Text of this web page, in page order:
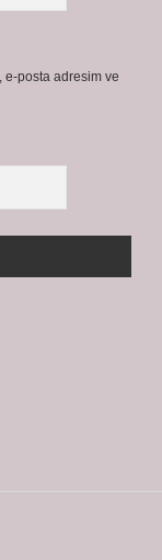
e-posta adresim ve